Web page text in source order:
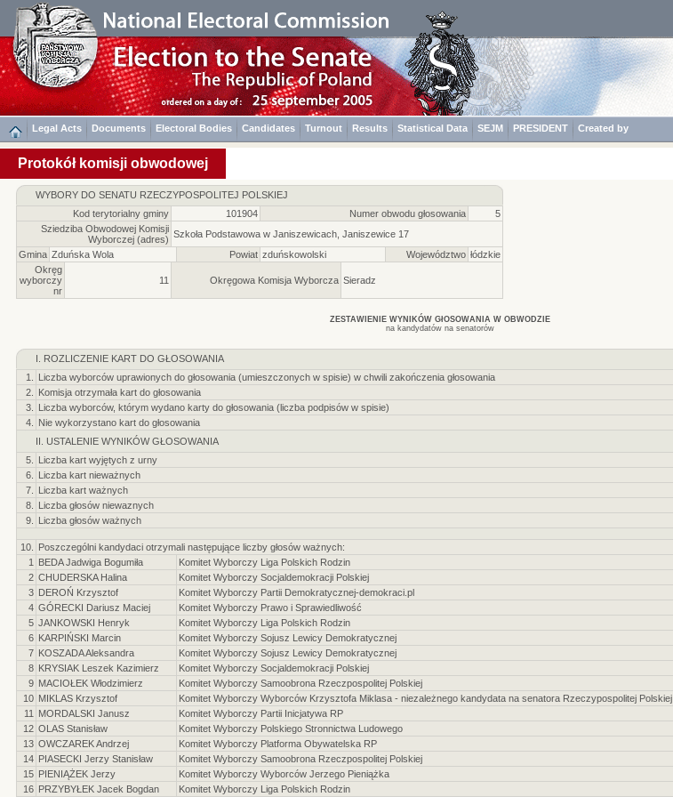
Legal Acts Documents Electoral Bodies Candidates Turnout Results Statistical Data SEJM PRESIDENT Created by
Protokół komisji obwodowej
WYBORY DO SENATU RZECZYPOSPOLITEJ POLSKIEJ
Kod terytorialny gminy
101904 Numer obwodu głosowania
5
Sziedziba Obwodowej Komisji
Wyborczej (adres) Szkoła Podstawowa w Janiszewicach, Janiszewice 17
Gmina Zduńska Wola Powiat zduńskowolski Województwo łódzkie
Okręg
wyborczy
nr
11 Okręgowa Komisja Wyborcza Sieradz
ZESTAWIENIE WYNIKÓW GłOSOWANIA W OBWODZIE
na kandydatów na senatorów
I. ROZLICZENIE KART DO GŁOSOWANIA
1.
Liczba wyborców uprawionych do głosowania (umieszczonych w spisie) w chwili zakończenia głosowania
2.
Komisja otrzymała kart do głosowania
3.
Liczba wyborców, którym wydano karty do głosowania (liczba podpisów w spisie)
4.
Nie wykorzystano kart do głosowania
II. USTALENIE WYNIKÓW GŁOSOWANIA
5.
Liczba kart wyjętych z urny
6.
Liczba kart nieważnych
7.
Liczba kart ważnych
8.
Liczba głosów niewaznych
9.
Liczba głosów ważnych
10.
Poszczególni kandydaci otrzymali następujące liczby głosów ważnych:
1
BEDA Jadwiga Bogumiła Komitet Wyborczy Liga Polskich Rodzin
2 CHUDERSKA Halina Komitet Wyborczy Socjaldemokracji Polskiej
3 DEROŃ Krzysztof Komitet Wyborczy Partii Demokratycznej-demokraci.pl
4 GÓRECKI Dariusz Maciej Komitet Wyborczy Prawo i Sprawiedliwość
5 JANKOWSKI Henryk Komitet Wyborczy Liga Polskich Rodzin
6 KARPIŃSKI Marcin Komitet Wyborczy Sojusz Lewicy Demokratycznej
7 KOSZADA Aleksandra Komitet Wyborczy Sojusz Lewicy Demokratycznej
8 KRYSIAK Leszek Kazimierz Komitet Wyborczy Socjaldemokracji Polskiej
9 MACIOŁEK Włodzimierz Komitet Wyborczy Samoobrona Rzeczpospolitej Polskiej
10 MIKLAS Krzysztof Komitet Wyborczy Wyborców Krzysztofa Miklasa - niezależnego kandydata na senatora Rzeczypospolitej Polskiej
11
MORDALSKI Janusz Komitet Wyborczy Partii Inicjatywa RP
12 OLAS Stanisław Komitet Wyborczy Polskiego Stronnictwa Ludowego
13 OWCZAREK Andrzej Komitet Wyborczy Platforma Obywatelska RP
14 PIASECKI Jerzy Stanisław Komitet Wyborczy Samoobrona Rzeczpospolitej Polskiej
15 PIENIĄŻEK Jerzy Komitet Wyborczy Wyborców Jerzego Pieniążka
16 PRZYBYŁEK Jacek Bogdan Komitet Wyborczy Liga Polskich Rodzin